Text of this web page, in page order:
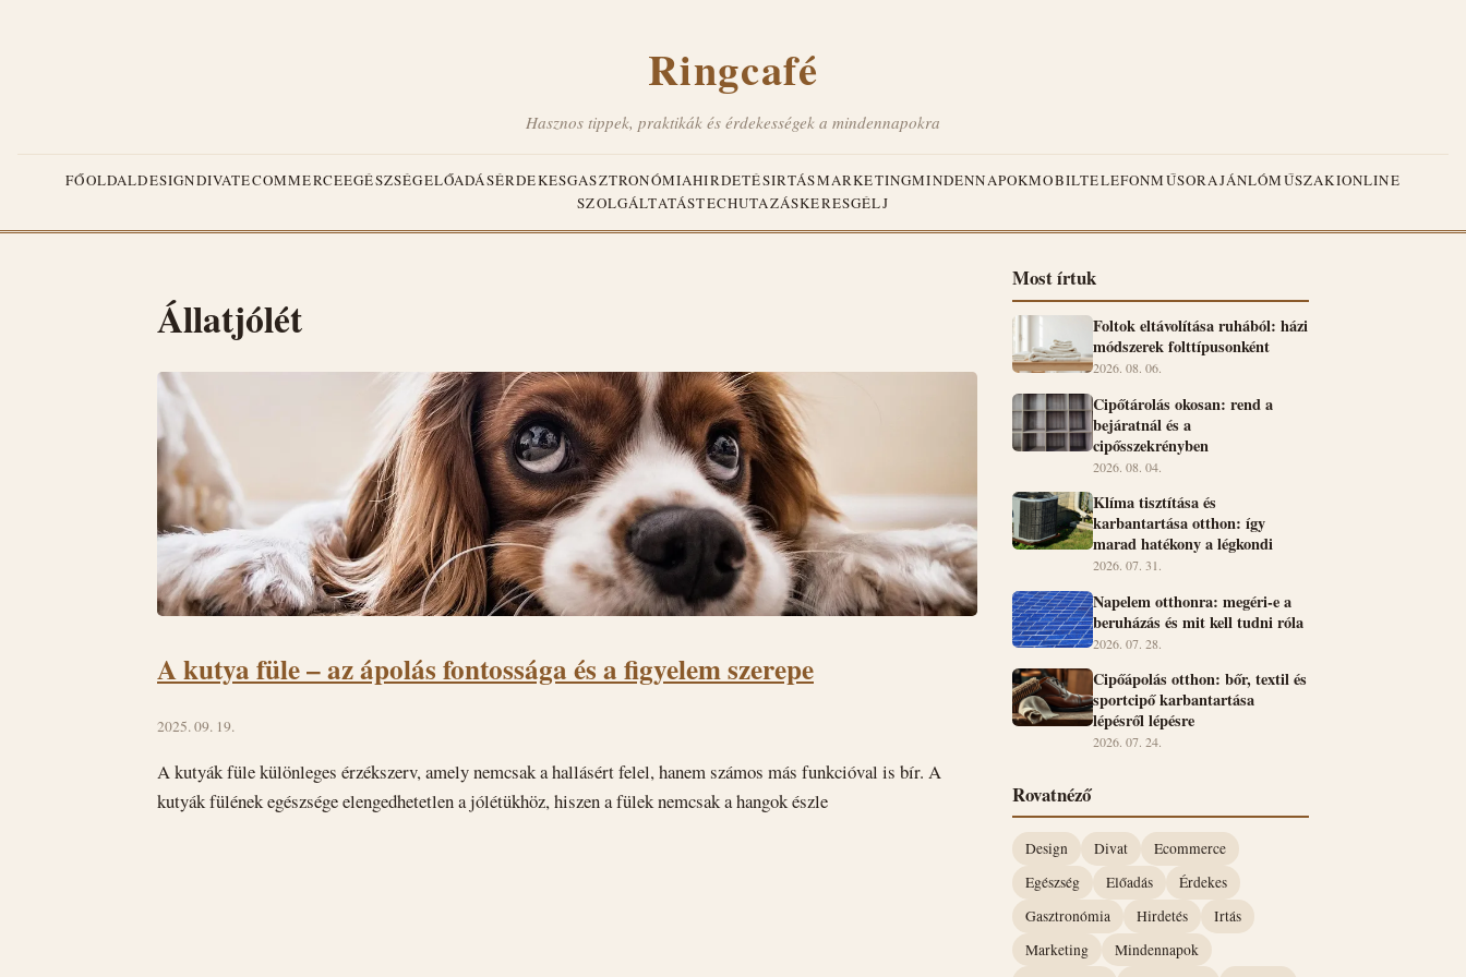
Ringcafé
Hasznos tippek, praktikák és érdekességek a mindennapokra
FŐOLDALDESIGNDIVATECOMMERCEEGÉSZSÉGELŐADÁSÉRDEKESGASZTRONÓMIAHIRDETÉSIRTÁSMARKETINGMINDENNAPOKMOBILTELEFONMŰSORAJÁNLÓMŰSZAKIONLINE
SZOLGÁLTATÁSTECHUTAZÁSKERESGÉLJ
Állatjólét
A kutya füle – az ápolás fontossága és a figyelem szerepe
2025. 09. 19.
A kutyák füle különleges érzékszerv, amely nemcsak a hallásért felel, hanem számos más funkcióval is bír. A
kutyák fülének egészsége elengedhetetlen a jólétükhöz, hiszen a fülek nemcsak a hangok észle
Most írtuk
Foltok eltávolítása ruhából: házi
módszerek folttípusonként
2026. 08. 06.
Cipőtárolás okosan: rend a
bejáratnál és a
cipősszekrényben
2026. 08. 04.
Klíma tisztítása és
karbantartása otthon: így
marad hatékony a légkondi
2026. 07. 31.
Napelem otthonra: megéri-e a
beruházás és mit kell tudni róla
2026. 07. 28.
Cipőápolás otthon: bőr, textil és
sportcipő karbantartása
lépésről lépésre
2026. 07. 24.
Rovatnéző
Design Divat
Ecommerce
Egészség
Előadás
Érdekes
Gasztronómia
Hirdetés
Irtás
Marketing
Mindennapok